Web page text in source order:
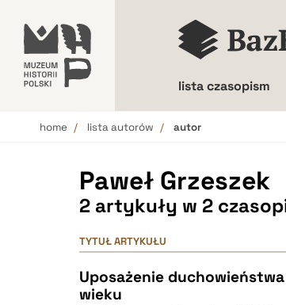
lista czasopism
home lista autorów autor
Paweł Grzeszek
2 artykuły w 2
TYTUŁ ARTYKUŁU
Uposażenie
wieku